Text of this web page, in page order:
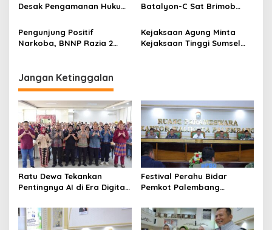
o
Desak Pengamanan Hukum
di Banyuasin Memanas
Batalyon-C Sat Brimob
Kasih di Angkola Timur,
Wujud Kepedulian Brimob
kepada Sesama
Pengunjung Positif
Narkoba, BNNP Razia 2
Kejaksaan Agung Minta
Kejaksaan Tinggi Sumsel
Jangan Ketinggalan
Ratu Dewa Tekankan
Pentingnya AI di Era Digital,
Festival Perahu Bidar
Pemkot Palembang